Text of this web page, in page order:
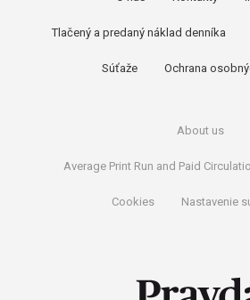
Tlačený a predaný náklad denníka
Súťaže Ochrana
About us
Average Print Run and Paid
Cookies Nastavenie